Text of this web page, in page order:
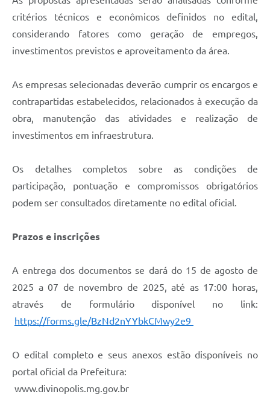
critérios técnicos e econômicos definidos no edital,
considerando fatores como geração de empregos,
investimentos previstos e aproveitamento da área.
As empresas selecionadas deverão cumprir os encargos e
contrapartidas estabelecidos, relacionados à execução da
obra, manutenção das atividades e realização de
investimentos em infraestrutura.
Os detalhes completos sobre as condições de
participação, pontuação e compromissos obrigatórios
podem ser consultados diretamente no edital oficial.
Prazos e inscrições
A entrega dos documentos se dará do 15 de agosto de
2025 a 07 de novembro de 2025, até as 17:00 horas,
através de formulário disponível no link:
https://forms.gle/BzNd2nYYbkCMwy2e9
O edital completo e seus anexos estão disponíveis no
portal oficial da Prefeitura:
www.divinopolis.mg.gov.br